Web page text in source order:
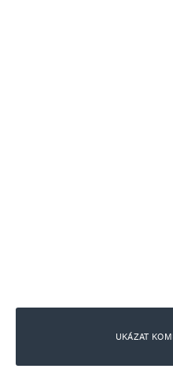
UKÁZAT